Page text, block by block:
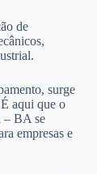
de
surge
aqui que o
– BA se
empresas e